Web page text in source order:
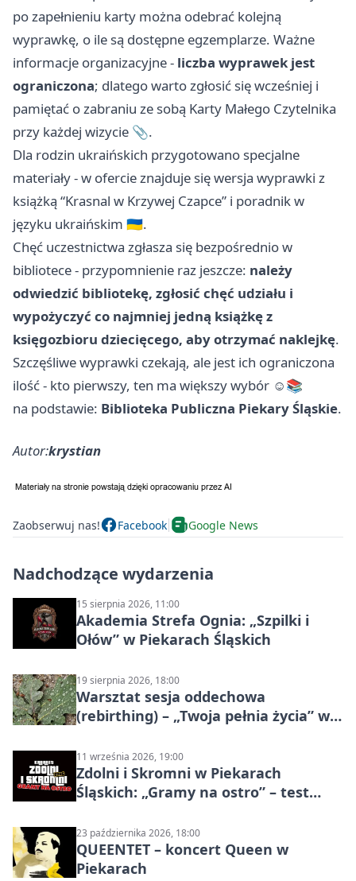
po zapełnieniu karty można odebrać kolejną
wyprawkę, o ile są dostępne egzemplarze. Ważne
informacje organizacyjne - liczba wyprawek jest
ograniczona; dlatego warto zgłosić się wcześniej i
pamiętać o zabraniu ze sobą Karty Małego Czytelnika
przy każdej wizycie 📎.
Dla rodzin ukraińskich przygotowano specjalne
materiały - w ofercie znajduje się wersja wyprawki z
książką “Krasnal w Krzywej Czapce” i poradnik w
języku ukraińskim 🇺🇦.
Chęć uczestnictwa zgłasza się bezpośrednio w
bibliotece - przypomnienie raz jeszcze: należy
odwiedzić bibliotekę, zgłosić chęć udziału i
wypożyczyć co najmniej jedną książkę z
księgozbioru dziecięcego, aby otrzymać naklejkę.
Szczęśliwe wyprawki czekają, ale jest ich ograniczona
ilość - kto pierwszy, ten ma większy wybór ☺️📚
na podstawie: Biblioteka Publiczna Piekary Śląskie.
Autor:krystian
Zaobserwuj nas! Facebook Google News
Nadchodzące wydarzenia
15 sierpnia 2026, 11:00
Akademia Strefa Ognia: „Szpilki i
Ołów” w Piekarach Śląskich
19 sierpnia 2026, 18:00
Warsztat sesja oddechowa
(rebirthing) – „Twoja pełnia życia” w
11 września 2026, 19:00
Zdolni i Skromni w Piekarach
Śląskich: „Gramy na ostro” – test
23 października 2026, 18:00
QUEENTET – koncert Queen w
Piekarach